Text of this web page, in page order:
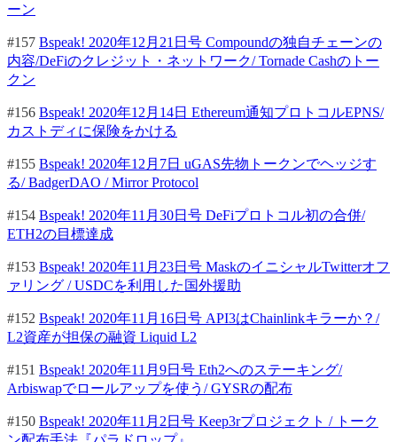
ーン
#157 Bspeak! 2020年12月21日号 Compoundの独自チェーンの
内容/DeFiのクレジット・ネットワーク/ Tornade Cashのトー
クン
#156 Bspeak! 2020年12月14日 Ethereum通知プロトコルEPNS/
カストディに保険をかける
#155 Bspeak! 2020年12月7日 uGAS先物トークンでヘッジす
る/ BadgerDAO / Mirror Protocol
#154 Bspeak! 2020年11月30日号 DeFiプロトコル初の合併/
ETH2の目標達成
#153 Bspeak! 2020年11月23日号 MaskのイニシャルTwitterオフ
ァリング / USDCを利用した国外援助
#152 Bspeak! 2020年11月16日号 API3はChainlinkキラーか？/
L2資産が担保の融資 Liquid L2
#151 Bspeak! 2020年11月9日号 Eth2へのステーキング/
Arbiswapでロールアップを使う/ GYSRの配布
#150 Bspeak! 2020年11月2日号 Keep3rプロジェクト / トーク